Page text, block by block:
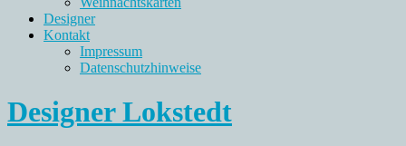
Designer
Kontakt
Impressum
Datenschutzhinweise
Designer Lokstedt